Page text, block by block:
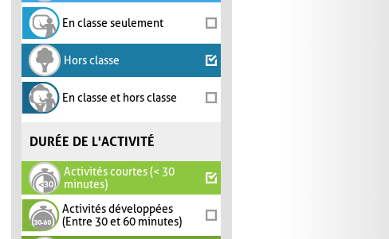
En classe seulement
Hors classe
En classe et hors classe
DURÉE DE L'ACTIVITÉ
Activités courtes (< 30
minutes)
Activités développées
(Entre 30 et 60 minutes)